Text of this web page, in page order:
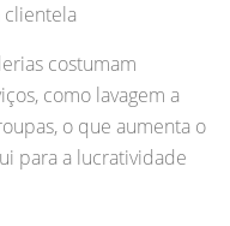
costumam
como lavagem a
o que aumenta o
para a lucratividade